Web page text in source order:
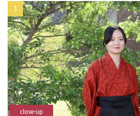
close-up